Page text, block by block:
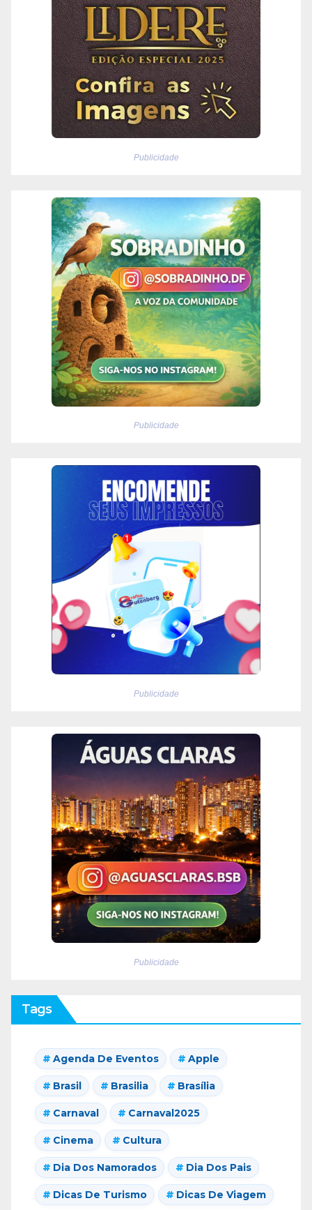
Publicidade
Publicidade
Publicidade
Publicidade
Tags
Agenda De Eventos Apple
Brasil Brasilia Brasília
Carnaval Carnaval2025
Cinema Cultura
Dia Dos Namorados Dia Dos Pais
Dicas De Turismo Dicas De Viagem